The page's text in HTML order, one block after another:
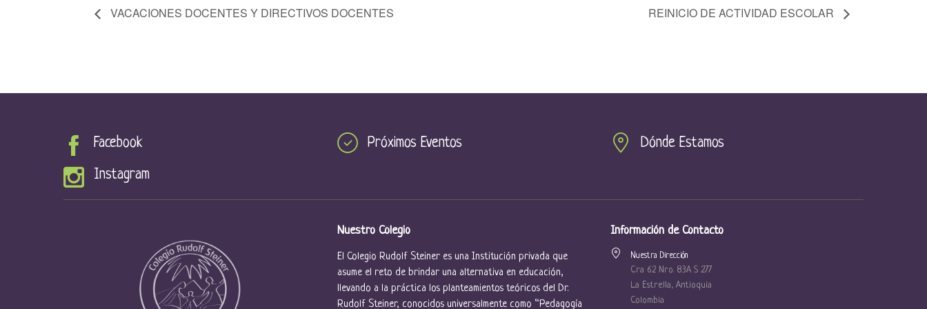
VACACIONES DOCENTES Y DIRECTIVOS DOCENTES REINICIO DE ACTIVIDAD ESCOLAR
Facebook
Instagram
Próximos Eventos Dónde Estamos
Nuestro Colegio
El Colegio Rudolf Steiner es una Institución privada que
asume el reto de brindar una alternativa en educación,
llevando a la práctica los planteamientos teóricos del Dr.
Rudolf Steiner, conocidos universalmente como “Pedagogía
Información de Contacto
Nuestra Dirección
Cra 62 Nro. 83A S 277
La Estrella, Antioquia
Colombia